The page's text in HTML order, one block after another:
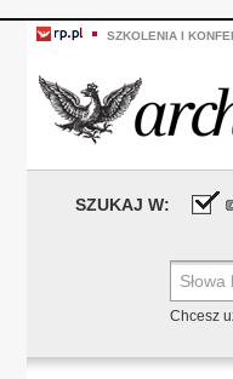
SZKOLENIA I
SZUKAJ W:
Chcesz